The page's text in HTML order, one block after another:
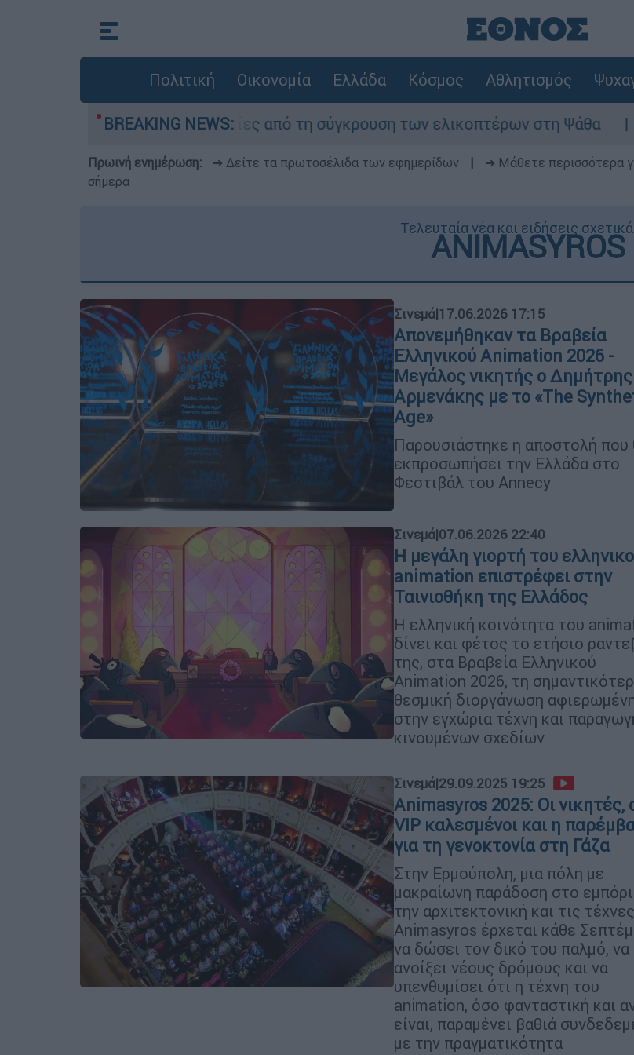
Πολιτική Οικονομία Ελλάδα Κόσμος Αθλητισμός
BREAKING NEWS:
οι δύο τραυματίες από τη σύγκρουση των ελικοπτέρων στη Ψάθα Μακελειό
Πρωινή ενημέρωση: ➔ Δείτε τα πρωτοσέλιδα των εφημερίδων ➔ Μάθετε περισσότερα
σήμερα
Τελευταία νέα και ειδήσεις
ANIMASYROS
Σινεμά|17.06.2026 17:15
Απονεμήθηκαν τα Βραβεία
Ελληνικού Animation 2026 -
Μεγάλος νικητής ο Δημήτρης
Αρμενάκης με το «The
Age»
Παρουσιάστηκε η αποστολή που
εκπροσωπήσει την Ελλάδα στο
Φεστιβάλ του Annecy
Σινεμά|07.06.2026 22:40
H μεγάλη γιορτή του
animation επιστρέφει στην
Ταινιοθήκη της Ελλάδος
Η ελληνική κοινότητα του
δίνει και φέτος το ετήσιο
της, στα Βραβεία Ελληνικού
Animation 2026, τη
θεσμική διοργάνωση
στην εγχώρια τέχνη και
κινουμένων σχεδίων
Σινεμά|29.09.2025 19:25
Animasyros 2025: Οι νικητές,
VIP καλεσμένοι και η
για τη γενοκτονία στη Γάζα
Στην Ερμούπολη, μια πόλη με
μακραίωνη παράδοση στο
την αρχιτεκτονική και τις
Animasyros έρχεται κάθε
να δώσει τον δικό του παλμό, να
ανοίξει νέους δρόμους και να
υπενθυμίσει ότι η τέχνη του
animation, όσο φανταστική και
είναι, παραμένει βαθιά
με την πραγματικότητα